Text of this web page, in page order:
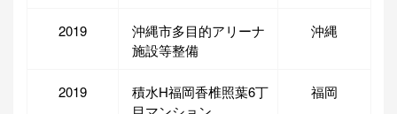
2019
沖縄市多目的アリーナ
施設等整備
沖縄
2019
積水H福岡香椎照葉6丁
福岡